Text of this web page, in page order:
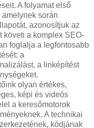
A folyamat első
során
azonosítjuk az
követi a komplex SEO-
foglalja a legfontosabb
a
a linképítést
olyan értékes,
képi és videós
a keresőmotorok
A technikai
kódjának